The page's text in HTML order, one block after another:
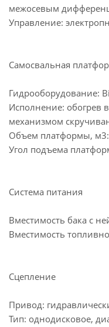
межосевым
Управление:
Самосвальная
Гидрооборудование:
Исполнение: обогрев
механизмом
Объем платформы,
Угол подъема
Система питания
Вместимость бака с
Вместимость
Сцепление
Привод:
Тип: однодисковое,